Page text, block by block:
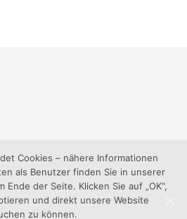
Waiblingen-Süd e.V..
Cookies – nähere Informationen
als Benutzer finden Sie in unserer
Ende der Seite. Klicken Sie auf „OK“,
und direkt unsere Website
zu können.